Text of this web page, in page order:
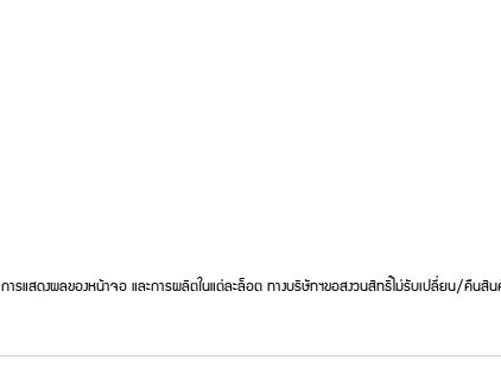
ารแสดงผลของหน้าจอ และการผลิตในแต่ละล็อต ทางบริษัทฯขอสงวนสิทธิ์ไม่รับเปลี่ยน/คืนสิน